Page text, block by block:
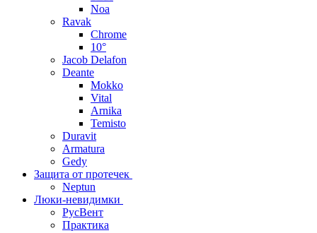
Noa
Ravak
Chrome
10°
Jacob Delafon
Deante
Mokko
Vital
Arnika
Temisto
Duravit
Armatura
Gedy
Защита от протечек
Neptun
Люки-невидимки
РусВент
Практика